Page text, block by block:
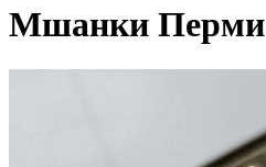
Мшанки Перми